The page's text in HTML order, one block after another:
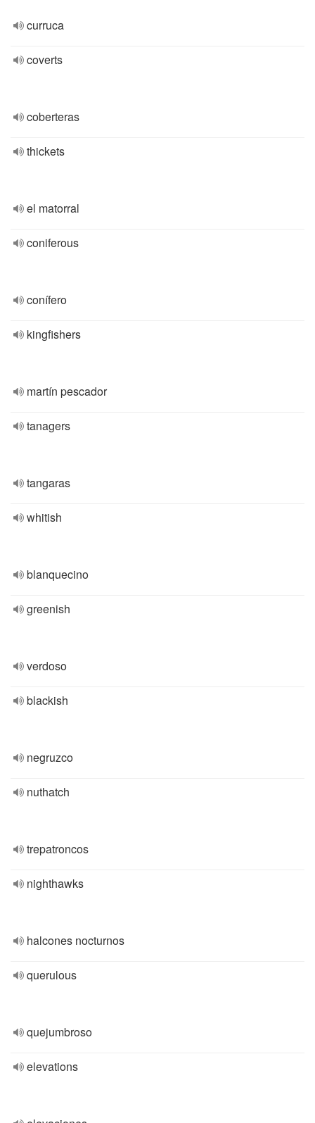
curruca
coverts
coberteras
thickets
el matorral
coniferous
conífero
kingfishers
martín pescador
tanagers
tangaras
whitish
blanquecino
greenish
verdoso
blackish
negruzco
nuthatch
trepatroncos
nighthawks
halcones nocturnos
querulous
quejumbroso
elevations